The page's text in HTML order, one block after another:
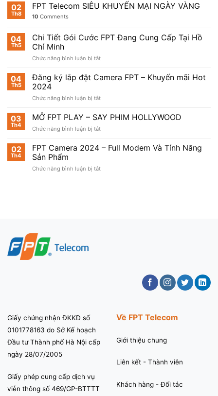
02
Th8
FPT Telecom SIÊU KHUYẾN MẠI NGÀY VÀNG
10 Comments
04
Th5
Chi Tiết Gói Cước FPT Đang Cung Cấp Tại Hồ
Chí Minh
Chức năng bình luận bị tắtở
Gói
FPT
Cung
Tại
Chí
04
Th5
Đăng ký lắp đặt Camera FPT – Khuyến mãi Hot
2024
Chức năng bình luận bị tắtở
ký
lắp
đặt
FPT
mãi
03
Th4
MỞ FPT PLAY – SAY PHIM HOLLYWOOD
Chức năng bình luận bị tắtở
FPT
PLAY
SAY
02
Th4
FPT Camera 2024 – Full Modem Và Tính Năng
Sản Phẩm
Chức năng bình luận bị tắtở
Giấy chứng nhận ĐKKD số
0101778163 do Sở Kế hoạch
Đầu tư Thành phố Hà Nội cấp
ngày 28/07/2005
Giấy phép cung cấp dịch vụ
viễn thông số 469/GP-BTTTT
Về FPT Telecom
Giới thiệu chung
Liên kết - Thành viên
Khách hàng - Đối tác